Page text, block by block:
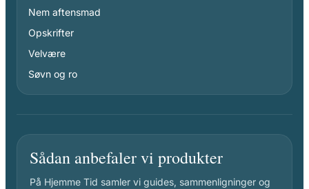
Nem aftensmad
Opskrifter
Velvære
Søvn og ro
Sådan anbefaler vi produkter
På Hjemme Tid samler vi guides, sammenligninger og